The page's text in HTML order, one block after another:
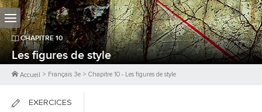
CHAPITRE10
Les figures de style
Accueil > Français 3e > Chapitre 10 - Les figures de style
EXERCICES